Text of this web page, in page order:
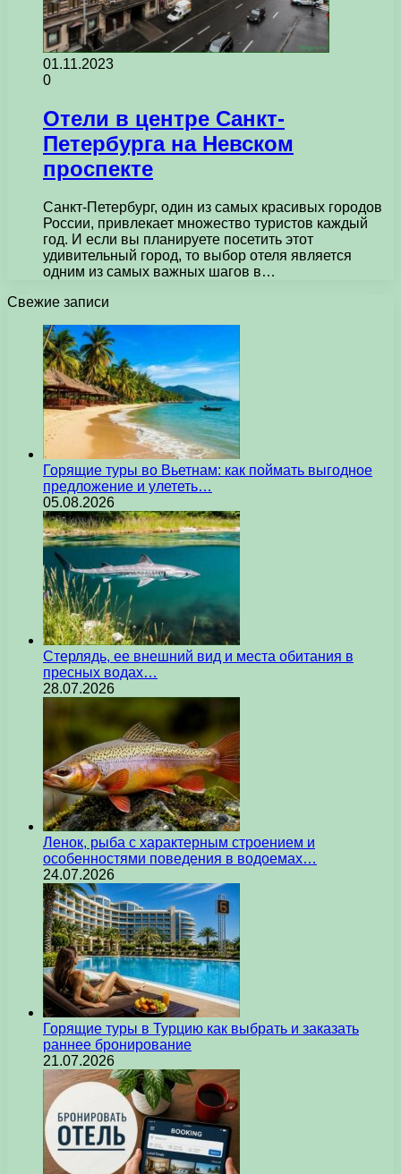
01.11.2023
0
Отели в центре Санкт-
Петербурга на Невском
проспекте
Санкт-Петербург, один из самых красивых городов
России, привлекает множество туристов каждый
год. И если вы планируете посетить этот
удивительный город, то выбор отеля является
одним из самых важных шагов в…
Свежие записи
Горящие туры во Вьетнам: как поймать выгодное
предложение и улететь…
05.08.2026
Стерлядь, ее внешний вид и места обитания в
пресных водах…
28.07.2026
Ленок, рыба с характерным строением и
особенностями поведения в водоемах…
24.07.2026
Горящие туры в Турцию как выбрать и заказать
раннее бронирование
21.07.2026